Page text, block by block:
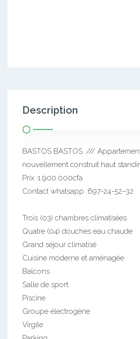
Description
BASTOS BASTOS :///
nouvellement construit haut
Prix :1.900.000cfa
Contact whatsapp :697-24-52–32
Trois (03) chambres climatisées
Quatre (04) douches eau chaude
Grand séjour climatisé
Cuisine moderne et aménagée
Balcons
Salle de sport
Piscine
Groupe électrogène
Virgile